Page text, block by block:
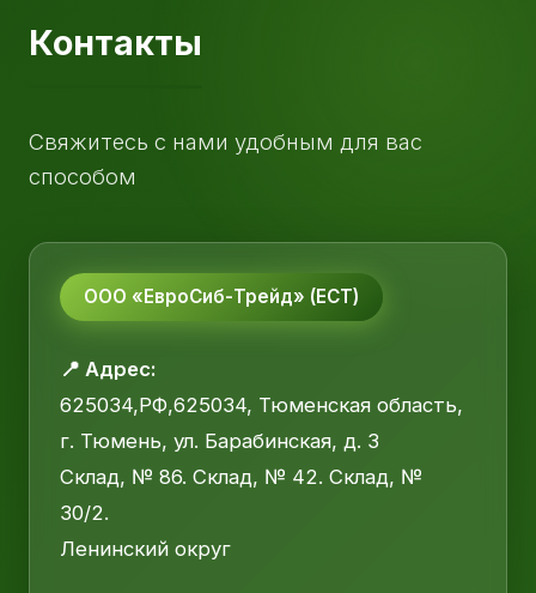
Контакты
Свяжитесь с нами удобным для вас
способом
ООО «ЕвроСиб-Трейд» (ЕСТ)
📍 Адрес:
625034,РФ,625034, Тюменская область,
г. Тюмень, ул. Барабинская, д. 3
Склад, № 86. Склад, № 42. Склад, №
30/2.
Ленинский округ